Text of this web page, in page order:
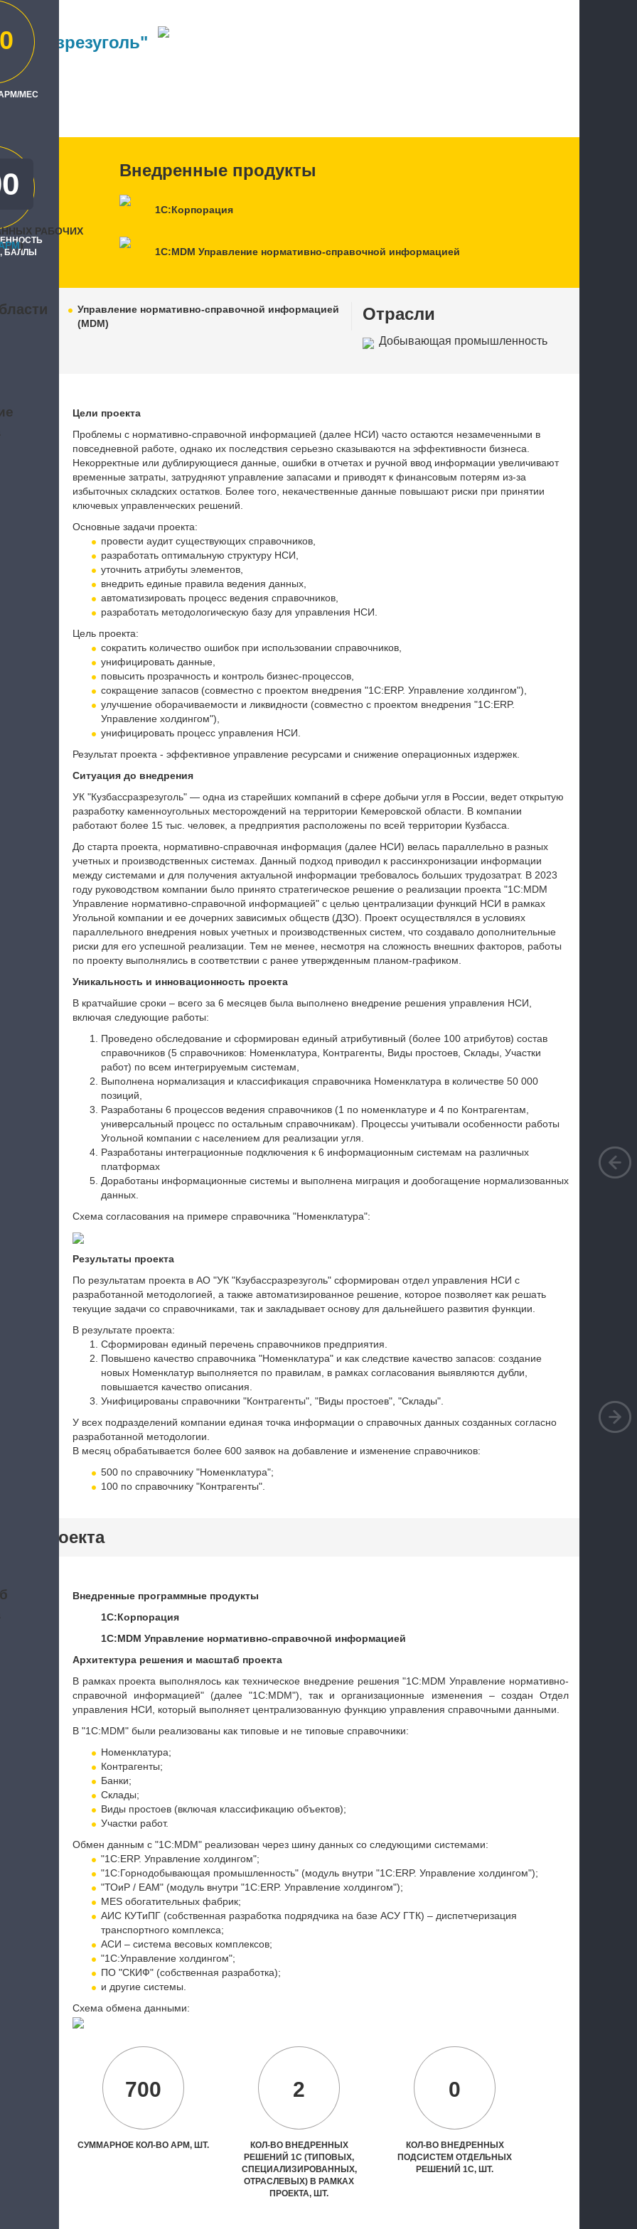
МЕС
БАЛЛЫ
РАБОЧИХ
)
Внедренные продукты
1С:Корпорация
1С:MDM Управление нормативно-справочной информацией
Управление нормативно-справочной информацией
(MDM)
Отрасли
Добывающая промышленность
Цели проекта
Проблемы с нормативно-справочной информацией (далее НСИ) часто остаются незамеченными в
повседневной работе, однако их последствия серьезно сказываются на эффективности бизнеса.
Некорректные или дублирующиеся данные, ошибки в отчетах и ручной ввод информации увеличивают
временные затраты, затрудняют управление запасами и приводят к финансовым потерям из-за
избыточных складских остатков. Более того, некачественные данные повышают риски при принятии
ключевых управленческих решений.
Основные задачи проекта:
провести аудит существующих справочников,
разработать оптимальную структуру НСИ,
уточнить атрибуты элементов,
внедрить единые правила ведения данных,
автоматизировать процесс ведения справочников,
разработать методологическую базу для управления НСИ.
Цель проекта:
сократить количество ошибок при использовании справочников,
унифицировать данные,
повысить прозрачность и контроль бизнес-процессов,
сокращение запасов (совместно с проектом внедрения "1С:ERP. Управление холдингом"),
улучшение оборачиваемости и ликвидности (совместно с проектом внедрения "1С:ERP.
Управление холдингом"),
унифицировать процесс управления НСИ.
Результат проекта - эффективное управление ресурсами и снижение операционных издержек.
Ситуация до внедрения
УК "Кузбассразрезуголь" — одна из старейших компаний в сфере добычи угля в России, ведет открытую
разработку каменноугольных месторождений на территории Кемеровской области. В компании
работают более 15 тыс. человек, а предприятия расположены по всей территории Кузбасса.
До старта проекта, нормативно-справочная информация (далее НСИ) велась параллельно в разных
учетных и производственных системах. Данный подход приводил к рассинхронизации информации
между системами и для получения актуальной информации требовалось больших трудозатрат. В 2023
году руководством компании было принято стратегическое решение о реализации проекта "1С:MDM
Управление нормативно-справочной информацией" с целью централизации функций НСИ в рамках
Угольной компании и ее дочерних зависимых обществ (ДЗО). Проект осуществлялся в условиях
параллельного внедрения новых учетных и производственных систем, что создавало дополнительные
риски для его успешной реализации. Тем не менее, несмотря на сложность внешних факторов, работы
по проекту выполнялись в соответствии с ранее утвержденным планом-графиком.
Уникальность и инновационность проекта
В кратчайшие сроки – всего за 6 месяцев была выполнено внедрение решения управления НСИ,
включая следующие работы:
Проведено обследование и сформирован единый атрибутивный (более 100 атрибутов) состав
справочников (5 справочников: Номенклатура, Контрагенты, Виды простоев, Склады, Участки
работ) по всем интегрируемым системам,
Выполнена нормализация и классификация справочника Номенклатура в количестве 50 000
позиций,
Разработаны 6 процессов ведения справочников (1 по номенклатуре и 4 по Контрагентам,
универсальный процесс по остальным справочникам). Процессы учитывали особенности работы
Угольной компании с населением для реализации угля.
Разработаны интеграционные подключения к 6 информационным системам на различных
платформах
Доработаны информационные системы и выполнена миграция и дообогащение нормализованных
данных.
Схема согласования на примере справочника "Номенклатура":
Результаты проекта
По результатам проекта в АО "УК "Кзубассразрезуголь" сформирован отдел управления НСИ с
разработанной методологией, а также автоматизированное решение, которое позволяет как решать
текущие задачи со справочниками, так и закладывает основу для дальнейшего развития функции.
В результате проекта:
Сформирован единый перечень справочников предприятия.
Повышено качество справочника "Номенклатура" и как следствие качество запасов: создание
новых Номенклатур выполняется по правилам, в рамках согласования выявляются дубли,
повышается качество описания.
Унифицированы справочники "Контрагенты", "Виды простоев", "Склады".
У всех подразделений компании единая точка информации о справочных данных созданных согласно
разработанной методологии.
В месяц обрабатывается более 600 заявок на добавление и изменение справочников:
500 по справочнику "Номенклатура";
100 по справочнику "Контрагенты".
проекта
Внедренные программные продукты
1С:Корпорация
1С:MDM Управление нормативно-справочной информацией
Архитектура решения и масштаб проекта
В рамках проекта выполнялось как техническое внедрение решения "1С:MDM Управление нормативно-
справочной информацией" (далее "1С:MDM"), так и организационные изменения – создан Отдел
управления НСИ, который выполняет централизованную функцию управления справочными данными.
В "1С:MDM" были реализованы как типовые и не типовые справочники:
Номенклатура;
Контрагенты;
Банки;
Склады;
Виды простоев (включая классификацию объектов);
Участки работ.
Обмен данным с "1С:MDM" реализован через шину данных со следующими системами:
"1С:ERP. Управление холдингом";
"1С:Горнодобывающая промышленность" (модуль внутри "1С:ERP. Управление холдингом");
"ТОиР / EAM" (модуль внутри "1С:ERP. Управление холдингом");
MES обогатительных фабрик;
АИС КУТиПГ (собственная разработка подрядчика на базе АСУ ГТК) – диспетчеризация
транспортного комплекса;
АСИ – система весовых комплексов;
"1С:Управление холдингом";
ПО "СКИФ" (собственная разработка);
и другие системы.
Схема обмена данными:
700
СУММАРНОЕ КОЛ-ВО АРМ, ШТ.
2
КОЛ-ВО ВНЕДРЕННЫХ
РЕШЕНИЙ 1С (ТИПОВЫХ,
СПЕЦИАЛИЗИРОВАННЫХ,
ОТРАСЛЕВЫХ) В РАМКАХ
ПРОЕКТА, ШТ.
0
КОЛ-ВО ВНЕДРЕННЫХ
ПОДСИСТЕМ ОТДЕЛЬНЫХ
РЕШЕНИЙ 1С, ШТ.